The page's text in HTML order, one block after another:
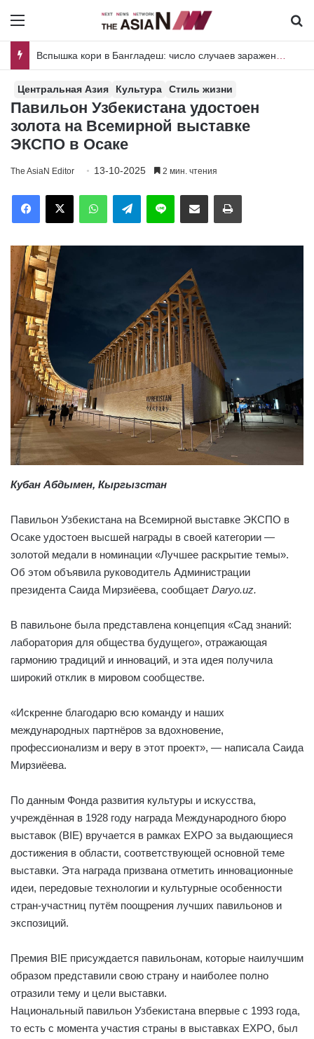
Menu
Центральная Азия Культура Стиль жизни
Павильон Узбекистана удостоен
золота на Всемирной выставке
ЭКСПО в Осаке
The AsiaN Editor 13-10-2025 2 мин. чтения
FacebookX WhatsAppTelegramLine Отправить по имейл Печать
Кубан Абдымен, Кыргызстан
Павильон Узбекистана на Всемирной выставке ЭКСПО в
Осаке удостоен высшей награды в своей категории —
золотой медали в номинации «Лучшее раскрытие темы».
Об этом объявила руководитель Администрации
президента Саида Мирзиёева, сообщает Daryo.uz.
В павильоне была представлена концепция «Сад знаний:
лаборатория для общества будущего», отражающая
гармонию традиций и инноваций, и эта идея получила
широкий отклик в мировом сообществе.
«Искренне благодарю всю команду и наших
международных партнёров за вдохновение,
профессионализм и веру в этот проект», — написала Саида
Мирзиёева.
По данным Фонда развития культуры и искусства,
учреждённая в 1928 году награда Международного бюро
выставок (BIE) вручается в рамках EXPO за выдающиеся
достижения в области, соответствующей основной теме
выставки. Эта награда призвана отметить инновационные
идеи, передовые технологии и культурные особенности
стран-участниц путём поощрения лучших павильонов и
экспозиций.
Премия BIE присуждается павильонам, которые наилучшим
образом представили свою страну и наиболее полно
отразили тему и цели выставки.
Национальный павильон Узбекистана впервые с 1993 года,
то есть с момента участия страны в выставках EXPO, был